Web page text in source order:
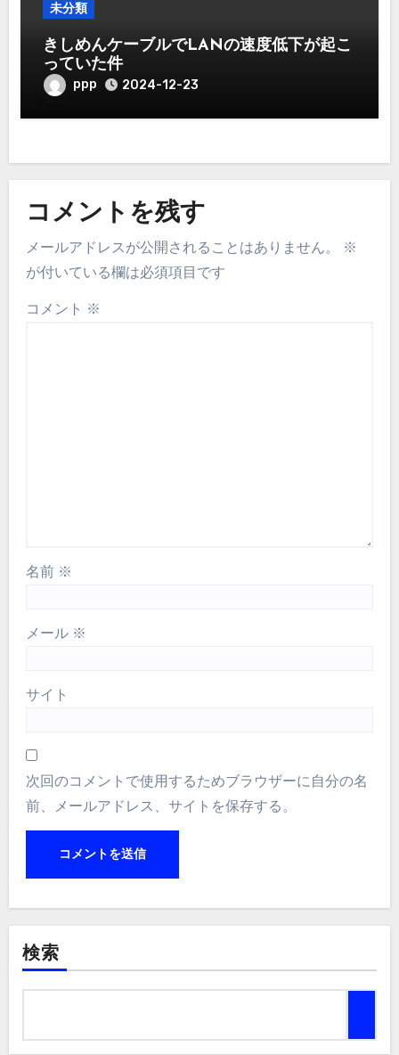
未分類
きしめんケーブルでLANの速度低下が起こ
っていた件
ppp 2024-12-23
コメントを残す
メールアドレスが公開されることはありません。
※
が付いている欄は必須項目です
コメント ※
名前 ※
メール ※
サイト
次回のコメントで使用するためブラウザーに自分の名
前、メールアドレス、サイトを保存する。
検索